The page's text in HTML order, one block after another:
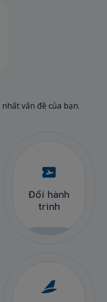
vấn đề của bạn.
Đổi hành
trình
Đổi hành
trình